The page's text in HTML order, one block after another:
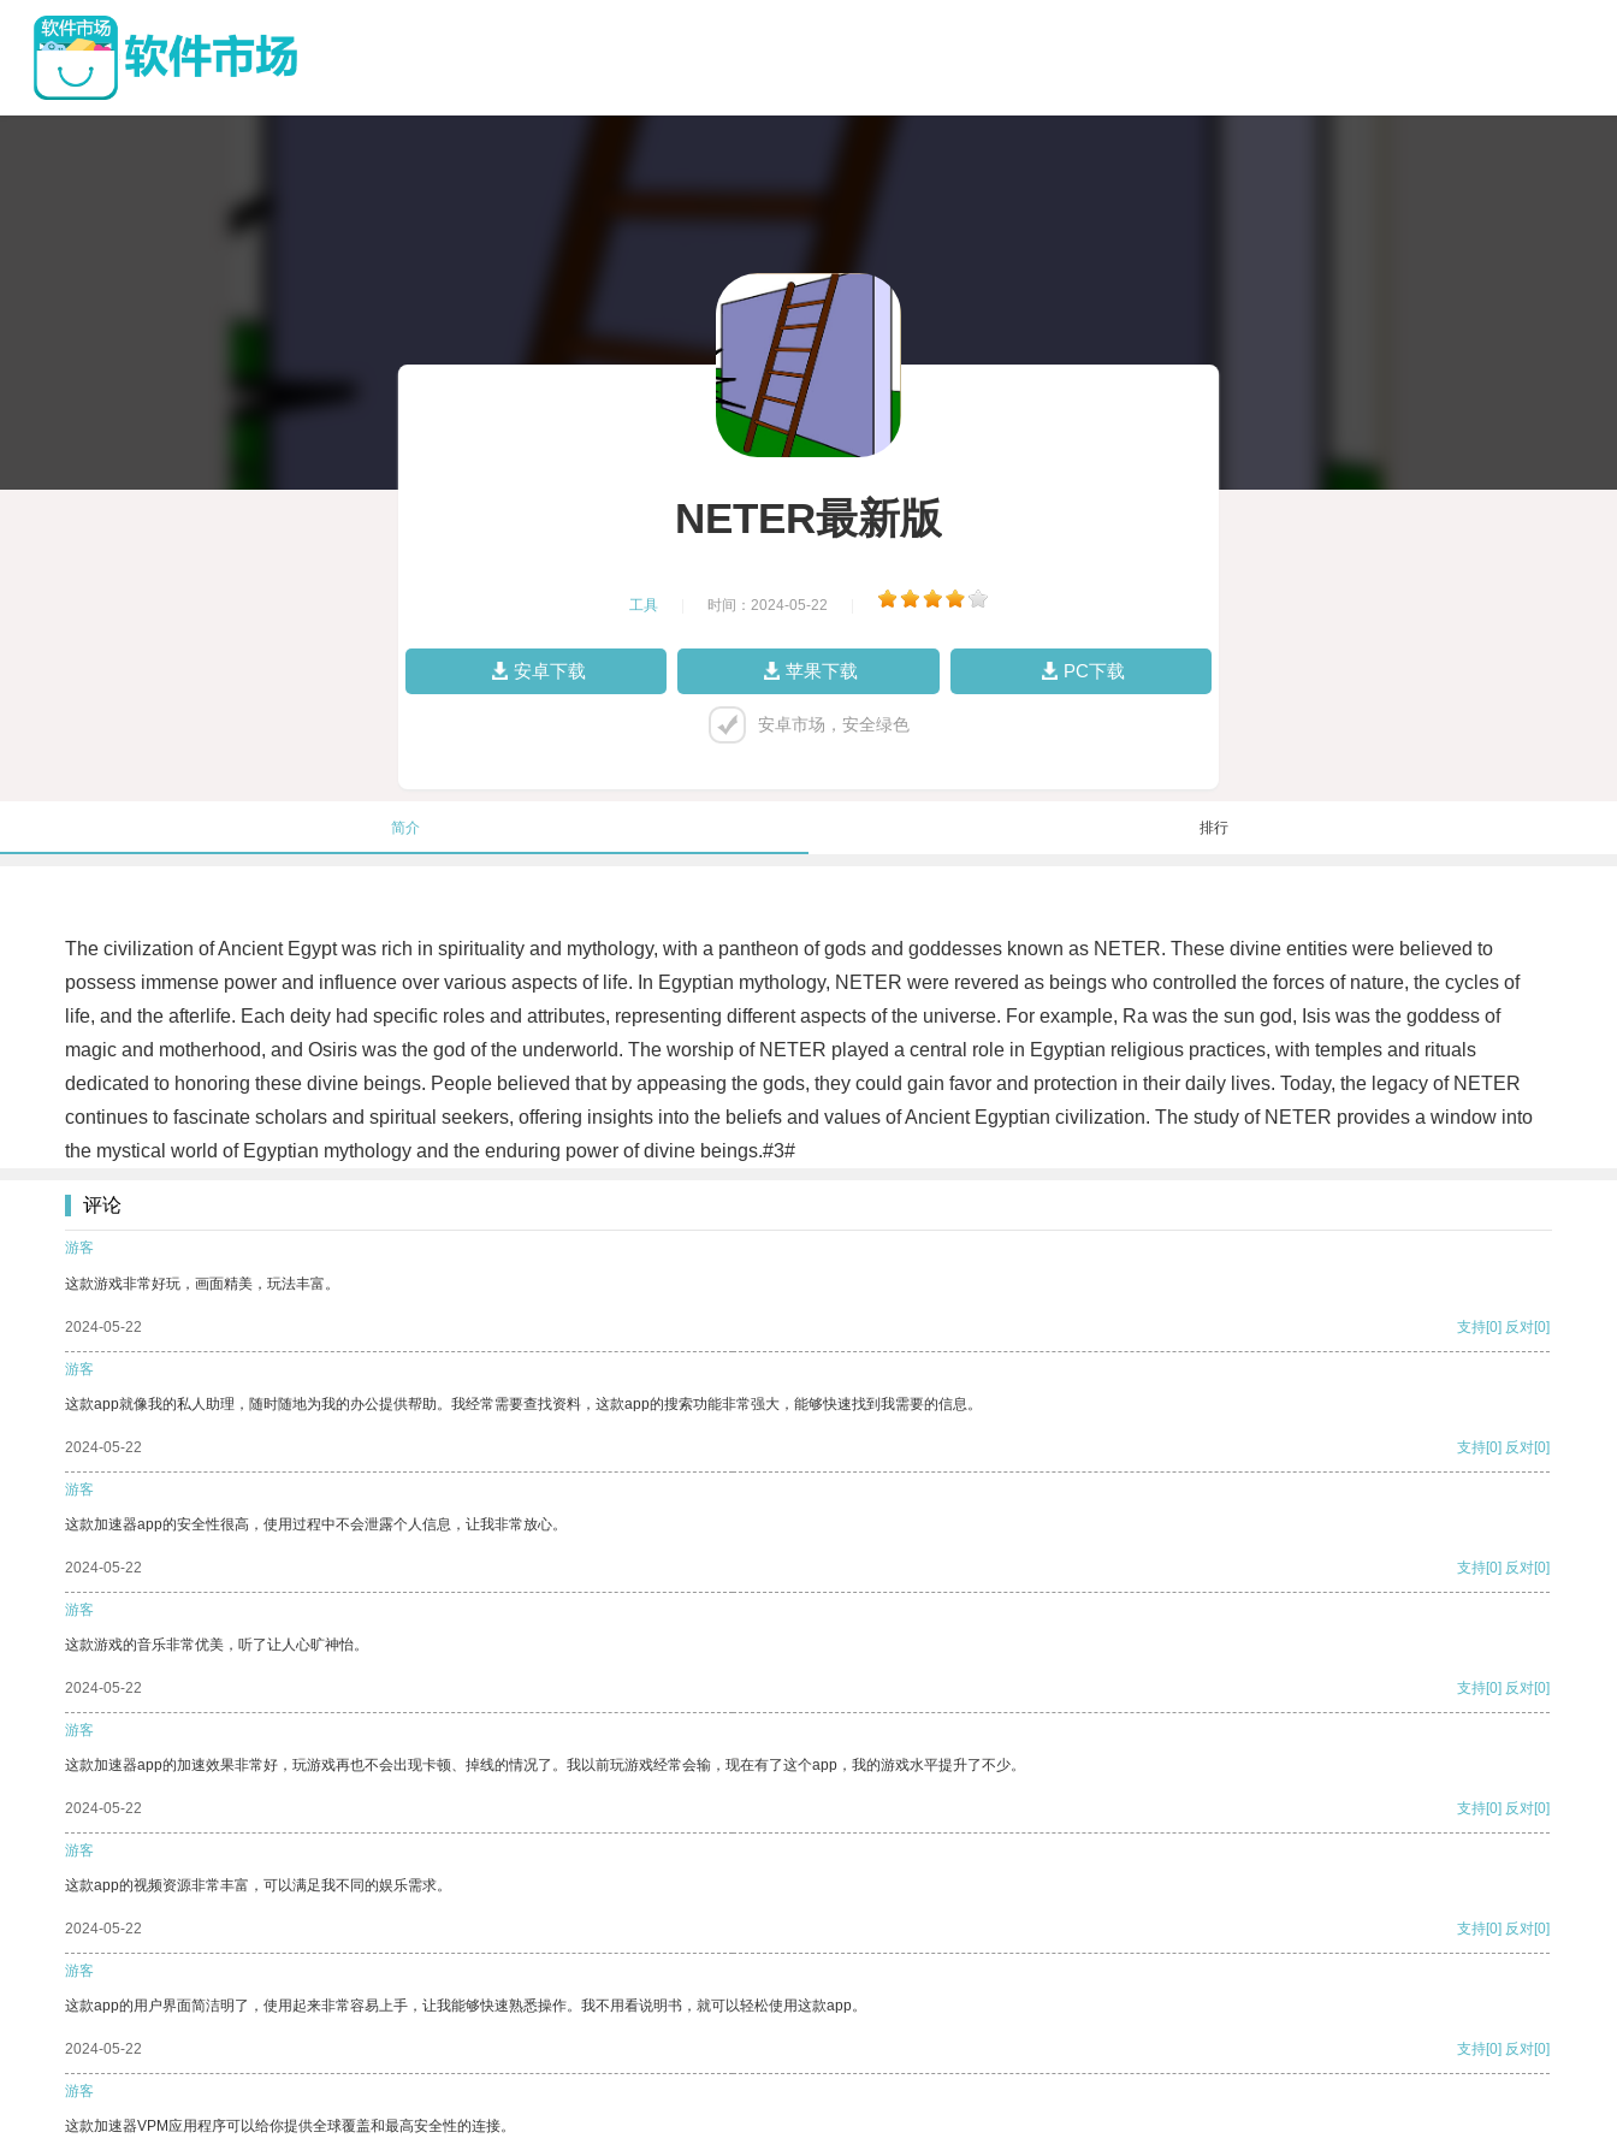
NETER最新版
工具 时间：2024-05-22
安卓下载 苹果下载 PC下载
安卓市场，安全绿色
简介 排行
The civilization of Ancient Egypt was rich in spirituality and mythology, with a pantheon of gods and goddesses known as NETER. These divine entities were believed to
possess immense power and influence over various aspects of life. In Egyptian mythology, NETER were revered as beings who controlled the forces of nature, the cycles of
life, and the afterlife. Each deity had specific roles and attributes, representing different aspects of the universe. For example, Ra was the sun god, Isis was the goddess of
magic and motherhood, and Osiris was the god of the underworld. The worship of NETER played a central role in Egyptian religious practices, with temples and rituals
dedicated to honoring these divine beings. People believed that by appeasing the gods, they could gain favor and protection in their daily lives. Today, the legacy of NETER
continues to fascinate scholars and spiritual seekers, offering insights into the beliefs and values of Ancient Egyptian civilization. The study of NETER provides a window into
the mystical world of Egyptian mythology and the enduring power of divine beings.#3#
评论
游客
这款游戏非常好玩，画面精美，玩法丰富。
2024-05-22 支持[0] 反对[0]
游客
这款app就像我的私人助理，随时随地为我的办公提供帮助。我经常需要查找资料，这款app的搜索功能非常强大，能够快速找到我需要的信息。
2024-05-22 支持[0] 反对[0]
游客
这款加速器app的安全性很高，使用过程中不会泄露个人信息，让我非常放心。
2024-05-22 支持[0] 反对[0]
游客
这款游戏的音乐非常优美，听了让人心旷神怡。
2024-05-22 支持[0] 反对[0]
游客
这款加速器app的加速效果非常好，玩游戏再也不会出现卡顿、掉线的情况了。我以前玩游戏经常会输，现在有了这个app，我的游戏水平提升了不少。
2024-05-22 支持[0] 反对[0]
游客
这款app的视频资源非常丰富，可以满足我不同的娱乐需求。
2024-05-22 支持[0] 反对[0]
游客
这款app的用户界面简洁明了，使用起来非常容易上手，让我能够快速熟悉操作。我不用看说明书，就可以轻松使用这款app。
2024-05-22 支持[0] 反对[0]
游客
这款加速器VPM应用程序可以给你提供全球覆盖和最高安全性的连接。